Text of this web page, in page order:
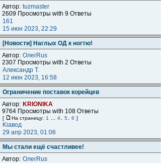
Автор: tuzmaster
2609 Просмотры with 9 Ответы
161
15 июн 2023, 22:29
[Новости] Наглых ОД к ногтю!
Автор: ОлегRus
2307 Просмотры with 2 Ответы
Александр Т.
12 июн 2023, 16:58
Ограничение поставок корейцев
Автор: KRIONIKA
9764 Просмотры with 108 Ответы
[ На страницу: 1 4 5 6 ]
Kiaвод
29 апр 2023, 01:06
Мы стали ещё счастливее!
Автор: ОлегRus